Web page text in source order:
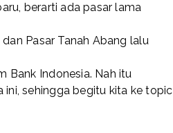
berarti ada pasar lama
Pasar Tanah Abang lalu
Bank Indonesia. Nah itu
ini, sehingga begitu kita ke topic